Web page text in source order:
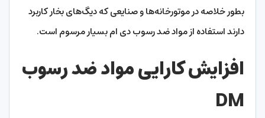
بطور خلاصه در موتورخانه‌ها و صنایعی که دیگ‌های بخار کاربرد
دارند استفاده از مواد ضد رسوب دی ام بسیار مرسوم است.
افزایش کارایی مواد ضد رسوب
DM